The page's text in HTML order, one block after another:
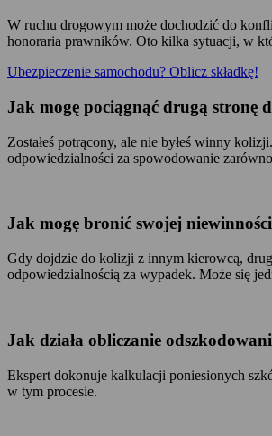
W ruchu drogowym może dochodzić do
honoraria prawników. Oto kilka sytuacji, w
Ubezpieczenie samochodu? Oblicz składkę!
Jak mogę pociągnąć drugą stronę
Zostałeś potrącony, ale nie byłeś winny
odpowiedzialności za spowodowanie
Jak mogę bronić swojej
Gdy dojdzie do kolizji z innym kierowcą,
odpowiedzialnością za wypadek. Może się
Jak działa obliczanie
Ekspert dokonuje kalkulacji poniesionych
w tym procesie.